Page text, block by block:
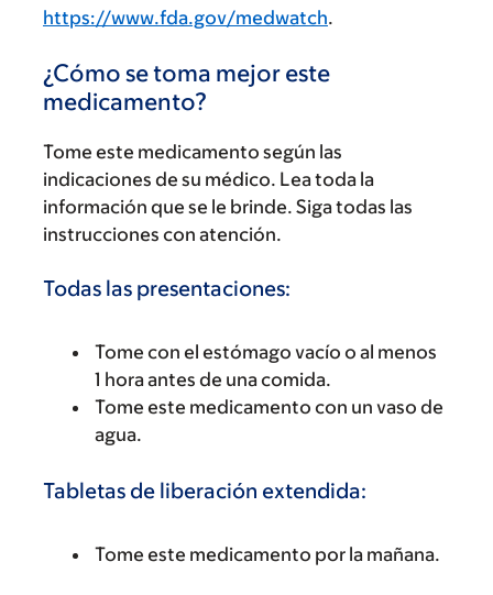
https://www.fda.gov/medwatch.
¿Cómo se toma mejor este
medicamento?
Tome este medicamento según las
indicaciones de su médico. Lea toda la
información que se le brinde. Siga todas las
instrucciones con atención.
Todas las presentaciones:
Tome con el estómago vacío o al menos
1 hora antes de una comida.
Tome este medicamento con un vaso de
agua.
Tabletas de liberación extendida:
Tome este medicamento por la mañana.